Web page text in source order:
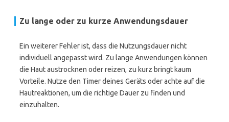
Zu lange oder zu kurze Anwendungsdauer
Ein weiterer Fehler ist, dass die Nutzungsdauer nicht
individuell angepasst wird. Zu lange Anwendungen können
die Haut austrocknen oder reizen, zu kurz bringt kaum
Vorteile. Nutze den Timer deines Geräts oder achte auf die
Hautreaktionen, um die richtige Dauer zu finden und
einzuhalten.